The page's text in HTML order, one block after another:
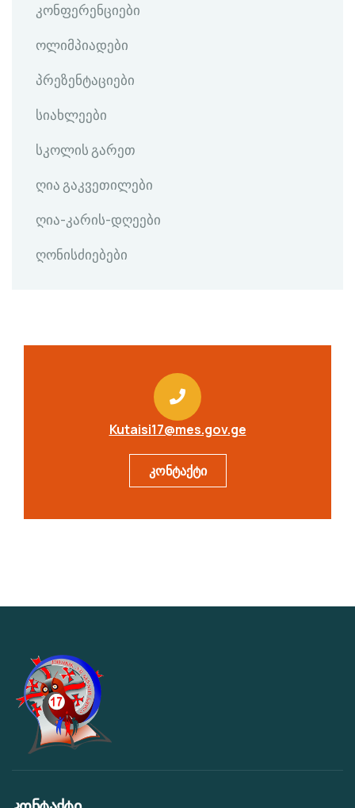
კონფერენციები
ოლიმპიადები
პრეზენტაციები
სიახლეები
სკოლის გარეთ
ღია გაკვეთილები
ღია-კარის-დღეები
ღონისძიებები
Kutaisi17@mes.gov.ge
კონტაქტი